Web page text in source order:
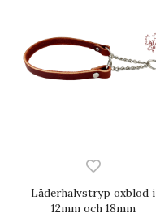
Läderhalvstryp oxblod i
12mm och 18mm